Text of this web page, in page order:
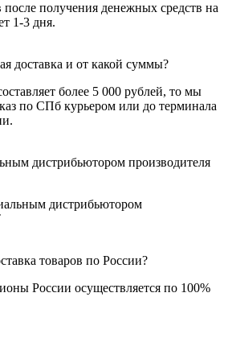
после получения денежных средств на
1-3 дня.
доставка и от какой суммы?
более 5 000 рублей, то мы
по СПб курьером или до терминала
дистрибьютором производителя
дистрибьютором
товаров по России?
России осуществляется по 100%